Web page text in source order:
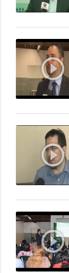
play_circle_outline
play_circle_outline
play_circle_outline